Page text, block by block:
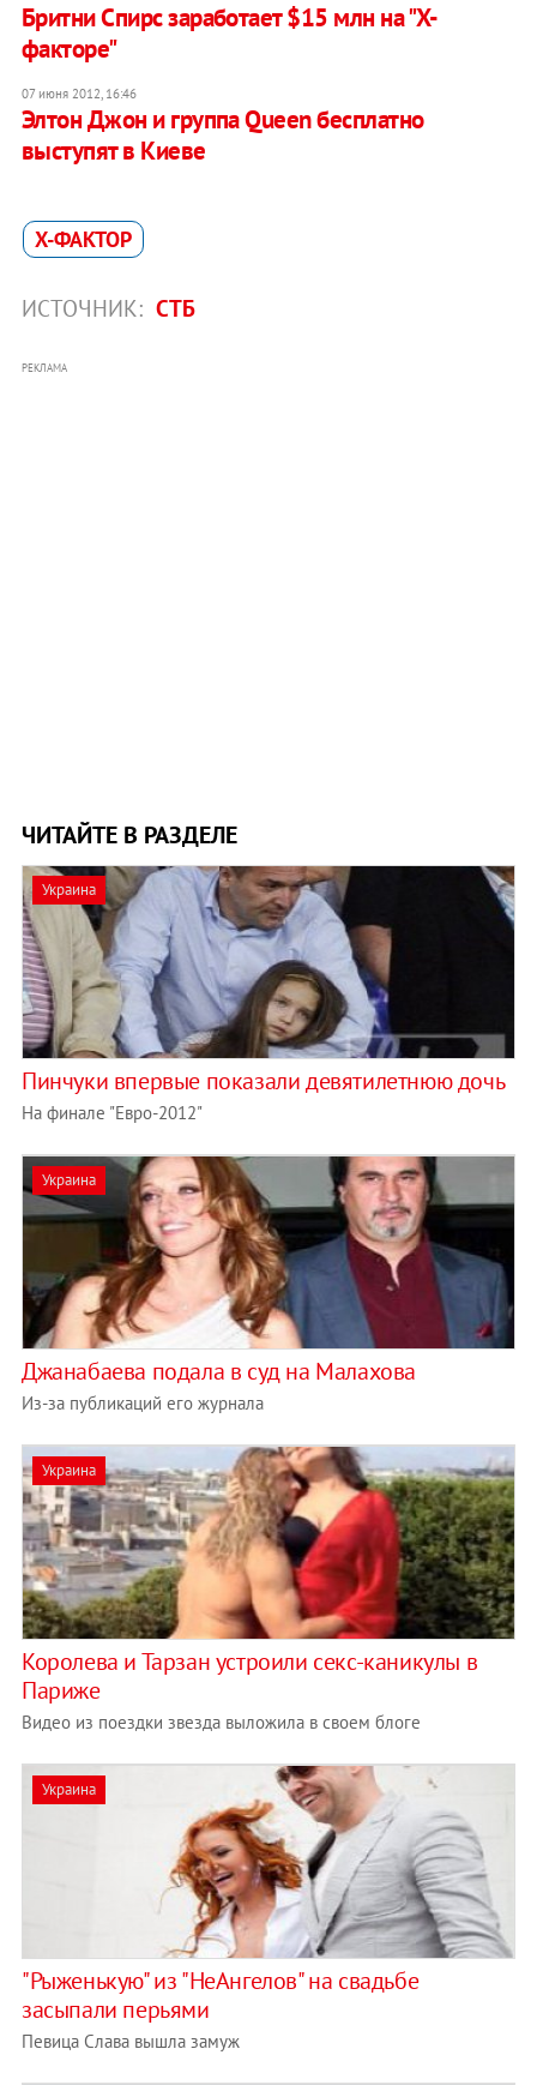
Бритни Спирс заработает $15 млн на "Х-
факторе"
07 июня 2012, 16:46
Элтон Джон и группа Queen бесплатно
выступят в Киеве
Х-ФАКТОР
ИСТОЧНИК: СТБ
РЕКЛАМА
ЧИТАЙТЕ В РАЗДЕЛЕ
Украина
Пинчуки впервые показали девятилетнюю дочь
На финале "Евро-2012"
Украина
Джанабаева подала в суд на Малахова
Из-за публикаций его журнала
Украина
Королева и Тарзан устроили секс-каникулы в
Париже
Видео из поездки звезда выложила в своем блоге
Украина
"Рыженькую" из "НеАнгелов" на свадьбе
засыпали перьями
Певица Слава вышла замуж